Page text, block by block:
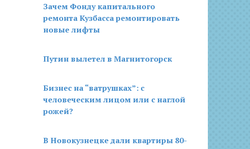
Зачем Фонду капитального
ремонта Кузбасса ремонтировать
новые лифты
Путин вылетел в Магнитогорск
Бизнес на “ватрушках”: с
человеческим лицом или с наглой
рожей?
В Новокузнецке дали квартиры 80-